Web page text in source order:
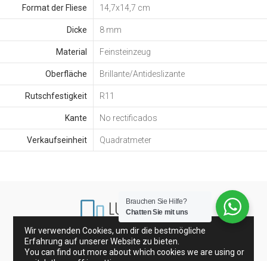
Format der Fliese 14,7x14,7 cm
Dicke 8 mm
Material Feinsteinzeug
Oberfläche Brillante/Antideslizante
Rutschfestigkeit R11
Kante No rectificados
Verkaufseinheit Quadratmeter
Porzellanfliesen und Wandfliesen
Glasfliesen
Wir verwenden Cookies, um dir die bestmögliche
Erfahrung auf unserer Website zu bieten.
You can find out more about which cookies we are using or
Brauchen Sie Hilfe?
Chatten Sie mit uns